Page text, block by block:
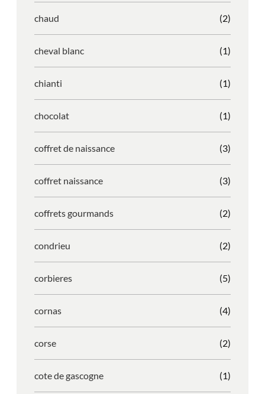
chaud (2)
cheval blanc (1)
chianti (1)
chocolat (1)
coffret de naissance (3)
coffret naissance (3)
coffrets gourmands (2)
condrieu (2)
corbieres (5)
cornas (4)
corse (2)
cote de gascogne (1)